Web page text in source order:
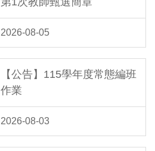
2026-08-05
【公告】115學年度常態編班
作業
2026-08-03